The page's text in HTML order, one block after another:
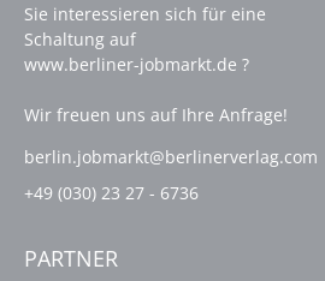
Sie interessieren sich für eine
Schaltung auf
www.berliner-jobmarkt.de ?
Wir freuen uns auf Ihre Anfrage!
berlin.jobmarkt@berlinerverlag.com
+49 (030) 23 27 - 6736
PARTNER